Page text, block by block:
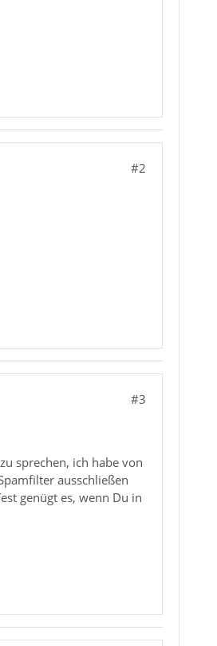
#2
#3
sprechen, ich habe von
ausschließen
genügt es, wenn Du in